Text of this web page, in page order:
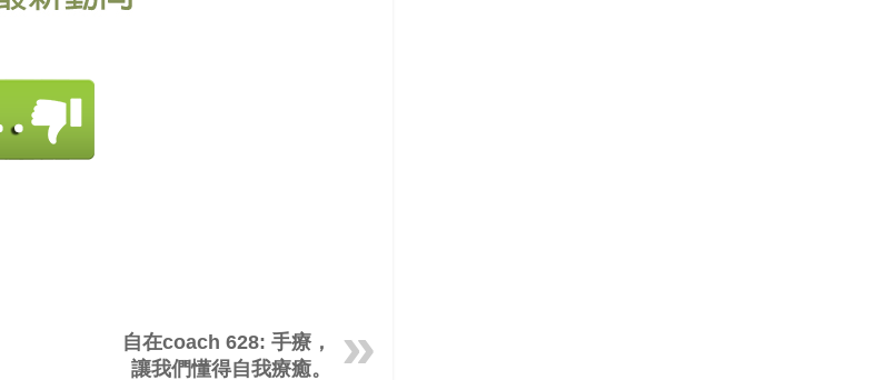
自在coach 628: 手療，
讓我們懂得自我療癒。